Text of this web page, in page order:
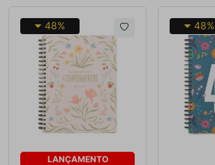
LANÇAMENTO
48% 48%